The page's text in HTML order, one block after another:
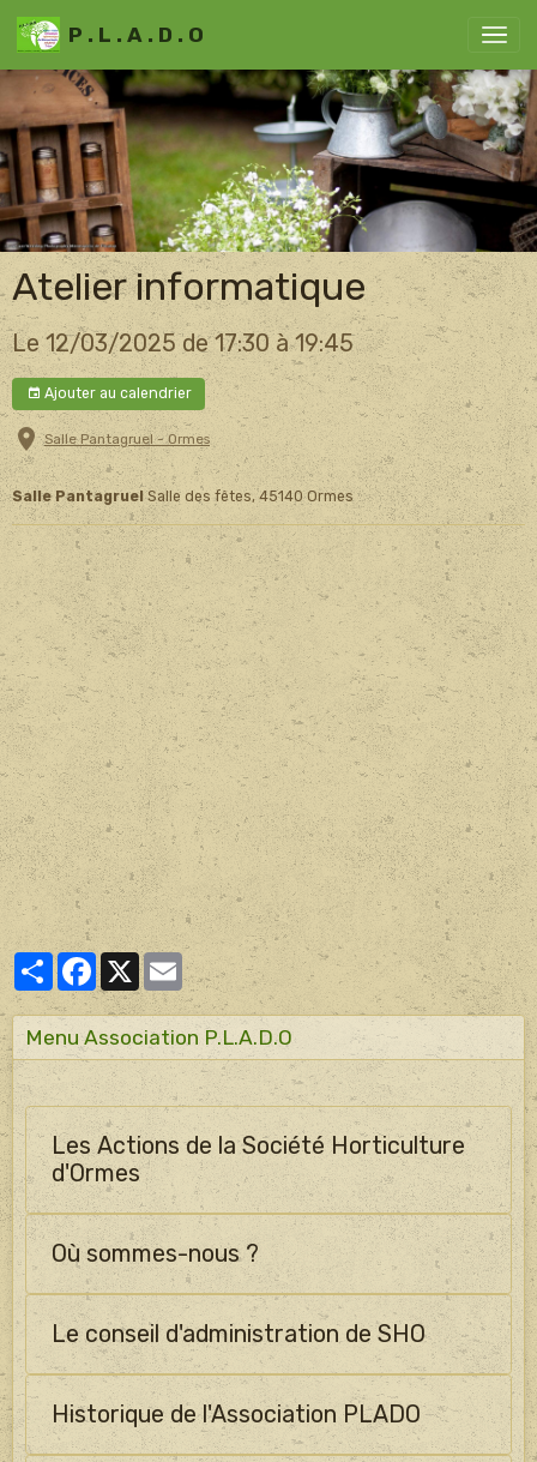
P . L . A . D . O
Atelier informatique
Le 12/03/2025 de 17:30 à 19:45
Ajouter au calendrier
Salle Pantagruel - Ormes
Salle Pantagruel Salle des fêtes, 45140 Ormes
PartagerFacebook
X Email
Menu Association P.L.A.D.O
Les Actions de la Société Horticulture
d'Ormes
Où sommes-nous ?
Le conseil d'administration de SHO
Historique de l'Association PLADO